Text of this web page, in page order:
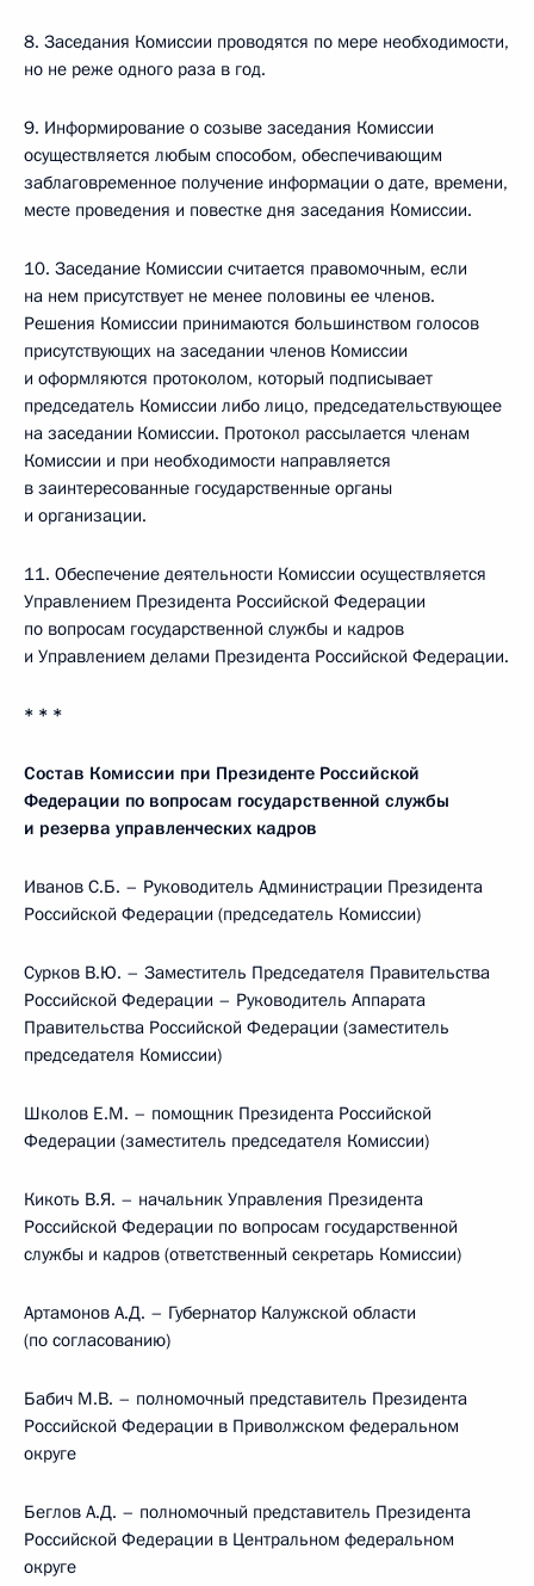
8. Заседания Комиссии проводятся по мере необходимости,
но не реже одного раза в год.
9. Информирование о созыве заседания Комиссии
осуществляется любым способом, обеспечивающим
заблаговременное получение информации о дате, времени,
месте проведения и повестке дня заседания Комиссии.
10. Заседание Комиссии считается правомочным, если
на нем присутствует не менее половины ее членов.
Решения Комиссии принимаются большинством голосов
присутствующих на заседании членов Комиссии
и оформляются протоколом, который подписывает
председатель Комиссии либо лицо, председательствующее
на заседании Комиссии. Протокол рассылается членам
Комиссии и при необходимости направляется
в заинтересованные государственные органы
и организации.
11. Обеспечение деятельности Комиссии осуществляется
Управлением Президента Российской Федерации
по вопросам государственной службы и кадров
и Управлением делами Президента Российской Федерации.
* * *
Состав Комиссии при Президенте Российской
Федерации по вопросам государственной службы
и резерва управленческих кадров
Иванов С.Б. – Руководитель Администрации Президента
Российской Федерации (председатель Комиссии)
Сурков В.Ю. – Заместитель Председателя Правительства
Российской Федерации – Руководитель Аппарата
Правительства Российской Федерации (заместитель
председателя Комиссии)
Школов Е.М. – помощник Президента Российской
Федерации (заместитель председателя Комиссии)
Кикоть В.Я. – начальник Управления Президента
Российской Федерации по вопросам государственной
службы и кадров (ответственный секретарь Комиссии)
Артамонов А.Д. – Губернатор Калужской области
(по согласованию)
Бабич М.В. – полномочный представитель Президента
Российской Федерации в Приволжском федеральном
округе
Беглов А.Д. – полномочный представитель Президента
Российской Федерации в Центральном федеральном
округе